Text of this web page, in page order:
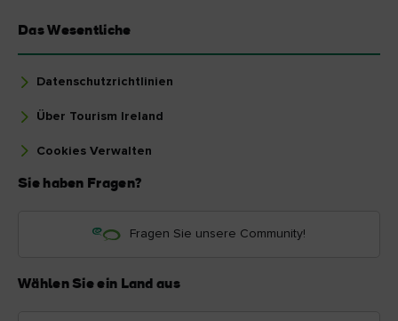
Das Wesentliche
Datenschutzrichtlinien
Über Tourism Ireland
Cookies Verwalten
Sie haben Fragen?
Fragen Sie unsere Community!
Wählen Sie ein Land aus